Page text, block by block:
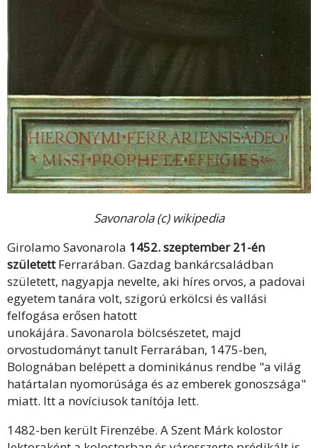
Savonarola (c) wikipedia
Girolamo Savonarola 1452. szeptember 21-én
születettFerrarában. Gazdag bankárcsaládban
született, nagyapja nevelte, aki híres orvos, a padovai
egyetem tanára volt, szigorú erkölcsi és vallási
felfogása erősen hatott
unokájára. Savonarola bölcsészetet, majd
orvostudományt tanult Ferrarában, 1475-ben,
Bolognában belépett a dominikánus rendbe "a világ
határtalan nyomorúsága és az emberek gonoszsága"
miatt. Itt a novíciusok tanítója lett.
1482-ben került Firenzébe. A Szent Márk kolostor